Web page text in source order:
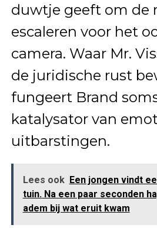
duwtje geeft om de
escaleren voor het
camera. Waar Mr.
de juridische rust
fungeert Brand
katalysator van
uitbarstingen.
Lees ook Een jongen vindt
tuin. Na een paar seconden
adem bij wat eruit kwam